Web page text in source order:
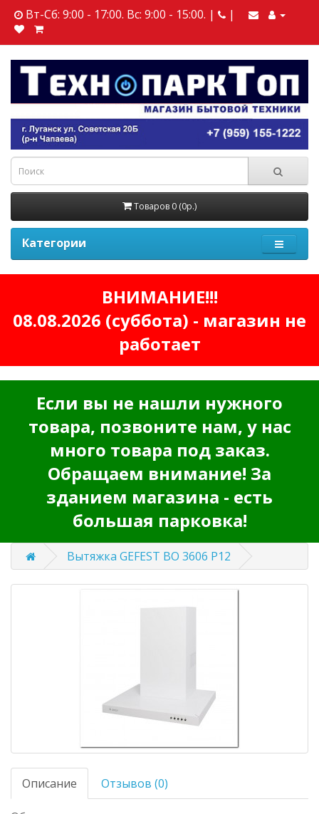
Вт-Сб: 9:00 - 17:00. Вс: 9:00 - 15:00. | |
Товаров 0 (0р.)
Категории
ВНИМАНИЕ!!!
08.08.2026 (суббота) - магазин не
работает
Если вы не нашли нужного
товара, позвоните нам, у нас
много товара под заказ.
Обращаем внимание! За
зданием магазина - есть
большая парковка!
Вытяжка GEFEST ВО 3606 Р12
Описание Отзывов (0)